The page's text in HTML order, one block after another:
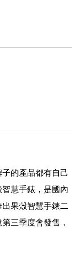
的產品都有自己
慧手錶，是國內
果殼智慧手錶二
三季度會發售，